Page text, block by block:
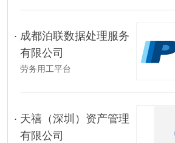
成都泊联数据处理服务
有限公司
劳务用工平台
天禧（深圳）资产管理
有限公司